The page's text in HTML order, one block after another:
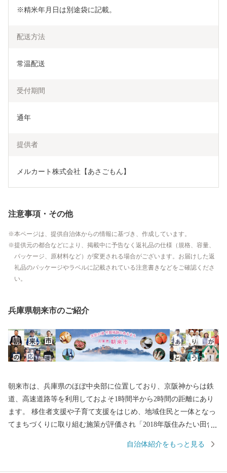
※精米年月日は別途袋に記載。
配送方法
常温配送
受付期間
通年
提供者
メルカート株式会社【あさごもん】
注意事項・その他
本ページは、提供自治体からの情報に基づき、作成しています。
提供元の都合などにより、掲載中に予告なく返礼品の仕様（規格、容量、
パッケージ、原材料など）が変更される場合がございます。お届けした返
礼品のパッケージやラベルに記載されている注意書きなどをご確認くださ
い。
兵庫県朝来市のご紹介
朝来市は、兵庫県のほぼ中央部に位置しており、京阪神からは鉄
道、高速道路等を利用しておよそ1時間半から2時間の距離にあり
ます。 移住者支援や子育て支援をはじめ、地域住民と一体となっ
てまちづくりに取り組む施策が評価され「2018年版住みたい田舎
名所として「天空の城」や「日本のマチュピチュ」とも称される
自治体紹介をもっと見る